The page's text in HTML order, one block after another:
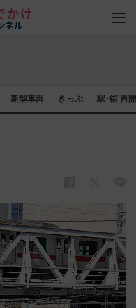
新型車両 きっぷ 駅･街 再